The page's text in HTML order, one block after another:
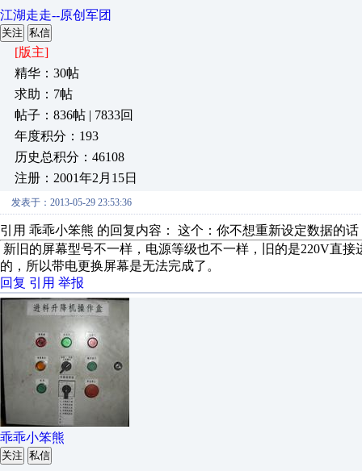
江湖走走--原创军团
关注 私信
[版主]
精华：30帖
求助：7帖
帖子：836帖 | 7833回
年度积分：193
历史总积分：46108
注册：2001年2月15日
发表于：2013-05-29 23:53:36
引用 乖乖小笨熊 的回复内容： 这个：你不想重新设定数据的
新旧的屏幕型号不一样，电源等级也不一样，旧的是220V直
的，所以带电更换屏幕是无法完成了。
回复 引用 举报
乖乖小笨熊
关注 私信